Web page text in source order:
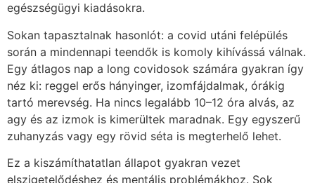
egészségügyi kiadásokra.
Sokan tapasztalnak hasonlót: a covid utáni felépülés
során a mindennapi teendők is komoly kihívássá válnak.
Egy átlagos nap a long covidosok számára gyakran így
néz ki: reggel erős hányinger, izomfájdalmak, órákig
tartó merevség. Ha nincs legalább 10–12 óra alvás, az
agy és az izmok is kimerültek maradnak. Egy egyszerű
zuhanyzás vagy egy rövid séta is megterhelő lehet.
Ez a kiszámíthatatlan állapot gyakran vezet
elszigetelődéshez és mentális problémákhoz. Sok